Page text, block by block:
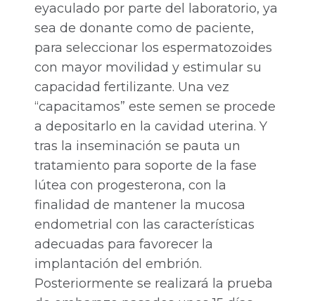
eyaculado por parte del laboratorio, ya
sea de donante como de paciente,
para seleccionar los espermatozoides
con mayor movilidad y estimular su
capacidad fertilizante. Una vez
“capacitamos” este semen se procede
a depositarlo en la cavidad uterina. Y
tras la inseminación se pauta un
tratamiento para soporte de la fase
lútea con progesterona, con la
finalidad de mantener la mucosa
endometrial con las características
adecuadas para favorecer la
implantación del embrión.
Posteriormente se realizará la prueba